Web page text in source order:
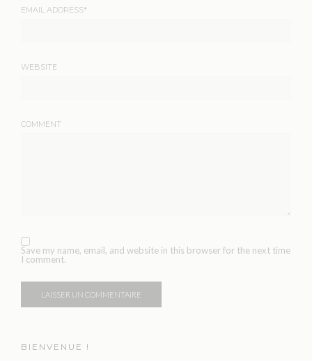
EMAIL ADDRESS*
WEBSITE
COMMENT
Save my name, email, and website in this browser for the next time
I comment.
BIENVENUE !